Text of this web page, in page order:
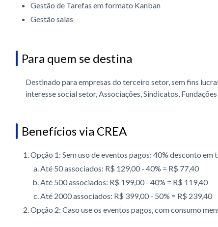
Gestão de Tarefas em formato Kanban
Gestão salas
Para quem se destina
Destinado para empresas do terceiro setor, sem fins
interesse social setor, Associações, Sindicatos,
Benefícios via CREA
Opção 1: Sem uso de eventos pagos: 40% desconto em
Até 50 associados: R$ 129,00 - 40% = R$ 77,40
Até 500 associados: R$ 199,00 - 40% = R$ 119,40
Até 2000 associados: R$ 399,00 - 50% = R$ 239,40
Opção 2: Caso use os eventos pagos, com consumo